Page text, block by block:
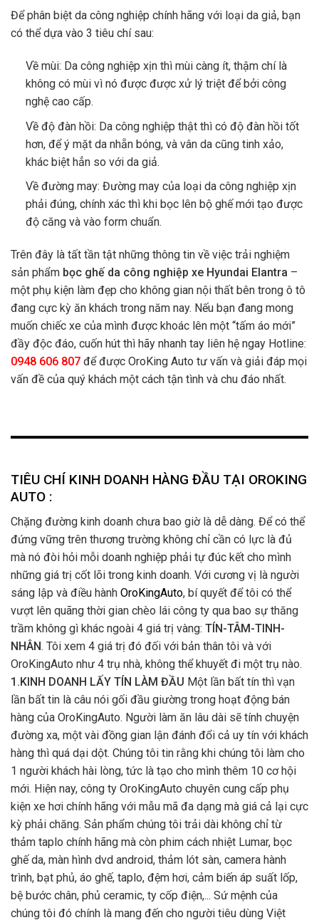
Để phân biệt da công nghiệp chính hãng với loại da giả, bạn
có thể dựa vào 3 tiêu chí sau:
Về mùi: Da công nghiệp xịn thì mùi càng ít, thậm chí là
không có mùi vì nó được được xử lý triệt để bởi công
nghệ cao cấp.
Về độ đàn hồi: Da công nghiệp thật thì có độ đàn hồi tốt
hơn, để ý mặt da nhẵn bóng, và vân da cũng tinh xảo,
khác biệt hẳn so với da giả.
Về đường may: Đường may của loại da công nghiệp xịn
phải đúng, chính xác thì khi bọc lên bộ ghế mới tạo được
độ căng và vào form chuẩn.
Trên đây là tất tần tật những thông tin về việc trải nghiệm
sản phẩm bọc ghế da công nghiệp xe Hyundai Elantra –
một phụ kiện làm đẹp cho không gian nội thất bên trong ô tô
đang cực kỳ ăn khách trong năm nay. Nếu bạn đang mong
muốn chiếc xe của mình được khoác lên một “tấm áo mới”
đầy độc đáo, cuốn hút thì hãy nhanh tay liên hệ ngay Hotline:
0948 606 807 để được OroKing Auto tư vấn và giải đáp mọi
vấn đề của quý khách một cách tận tình và chu đáo nhất.
TIÊU CHÍ KINH DOANH HÀNG ĐẦU TẠI OROKING
AUTO :
Chặng đường kinh doanh chưa bao giờ là dễ dàng. Để có thể
đứng vững trên thương trường không chỉ cần có lực là đủ
mà nó đòi hỏi mỗi doanh nghiệp phải tự đúc kết cho mình
những giá trị cốt lõi trong kinh doanh. Với cương vị là người
sáng lập và điều hành OroKingAuto, bí quyết để tôi có thể
vượt lên quãng thời gian chèo lái công ty qua bao sự thăng
trầm không gì khác ngoài 4 giá trị vàng: TÍN-TÂM-TINH-
NHÂN. Tôi xem 4 giá trị đó đối với bản thân tôi và với
OroKingAuto như 4 trụ nhà, không thể khuyết đi một trụ nào.
1.KINH DOANH LẤY TÍN LÀM ĐẦU Một lần bất tín thì vạn
lần bất tin là câu nói gối đầu giường trong hoạt động bán
hàng của OroKingAuto. Người làm ăn lâu dài sẽ tính chuyện
đường xa, một vài đồng gian lận đánh đổi cả uy tín với khách
hàng thì quá dại dột. Chúng tôi tin rằng khi chúng tôi làm cho
1 người khách hài lòng, tức là tạo cho mình thêm 10 cơ hội
mới. Hiện nay, công ty OroKingAuto chuyên cung cấp phụ
kiện xe hơi chính hãng với mẫu mã đa dạng mà giá cả lại cực
kỳ phải chăng. Sản phẩm chúng tôi trải dài không chỉ từ
thảm taplo chính hãng mà còn phim cách nhiệt Lumar, bọc
ghế da, màn hình dvd android, thảm lót sàn, camera hành
trình, bạt phủ, áo ghế, taplo, đệm hơi, cảm biến áp suất lốp,
bệ bước chân, phủ ceramic, ty cốp điện,... Sứ mệnh của
chúng tôi đó chính là mang đến cho người tiêu dùng Việt